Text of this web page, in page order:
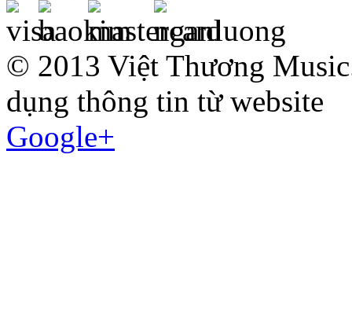
© 2013 Việt Thương
dụng thông tin từ website
Google+